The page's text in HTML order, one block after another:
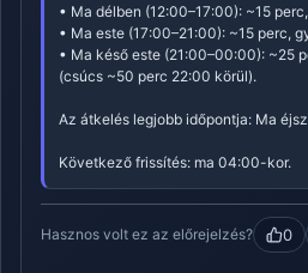
• Ma délben (12:00–17:00): ~15
• Ma este (17:00–21:00): ~15 perc,
• Ma késő este (21:00–00:00): ~25
(csúcs ~50 perc 22:00 körül).
Az átkelés legjobb időpontja: Ma
Következő frissítés: ma 04:00-kor.
Hasznos volt ez az előrejelzés? 0